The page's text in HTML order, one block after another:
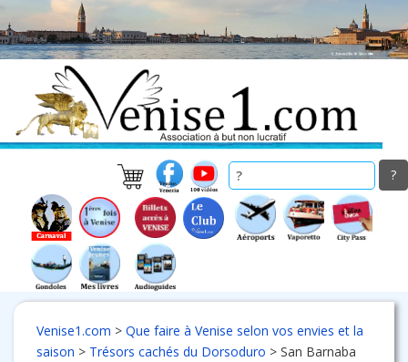
to
main
Venise1.com > Que faire à Venise selon vos envies et la
saison > Trésors cachés du Dorsoduro > San Barnaba